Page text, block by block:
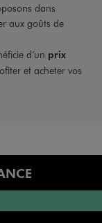
dans
aux goûts de
d’un prix
et acheter vos